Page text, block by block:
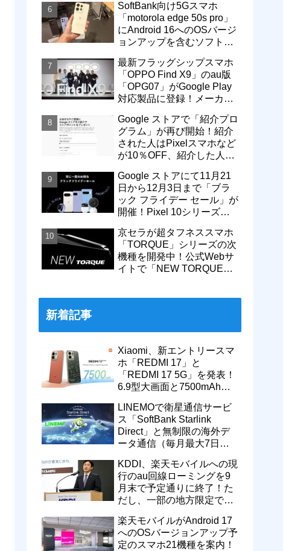
SoftBank向け5Gスマホ
「motorola edge 50s pro」
にAndroid 16へのOSバージ
ョンアップを含むソフトウ
最新フラッグシップスマホ
「OPPO Find X9」のau版
「OPG07」がGoogle Play
対応製品に登録！メーカー
売へ
Google ストアで「紹介プロ
グラム」が再び開始！紹介
された人はPixelスマホなど
が10％OFF、紹介した人は
ト付与
Google ストアにて11月21
日から12月3日まで「ブラ
ック フライデー セール」が
開催！Pixel 10シリーズや
に
京セラが超タフネススマホ
「TORQUE」シリーズの次
機種を開発中！公式Webサ
イトで「NEW TORQUE」
新着記事
Xiaomi、新エントリースマ
ホ「REDMI 17」と
「REDMI 17 5G」を発表！
6.9型大画面と7500mAhバ
でも発売予定
LINEMOで衛星通信サービ
ス「SoftBank Starlink
Direct」と無制限の海外デ
ータ通信（毎月最大7日
から利用可能
KDDI、楽天モバイルへの現
行のau回線ローミングを9
月末で予定通りに終了！た
だし、一部の地方限定では
維持に協力へ
楽天モバイルがAndroid 17
へのOSバージョンアップ予
定のスマホ21機種を案内！